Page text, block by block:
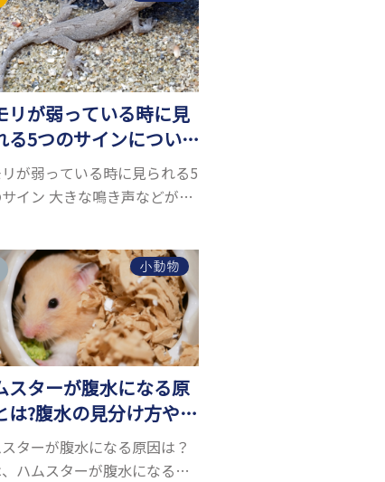
リが弱っている時に見
る5つのサインについ
しくご紹介！
が弱っている時に見られる5
イン 大きな鳴き声などがな
気が高まっているヤモリを
したいと思う人も多いので
でしょうか...
小動物
スターが腹水になる原
は?腹水の見分け方や対
法を解説
ターが腹水になる原因は？
ハムスターが腹水になる原